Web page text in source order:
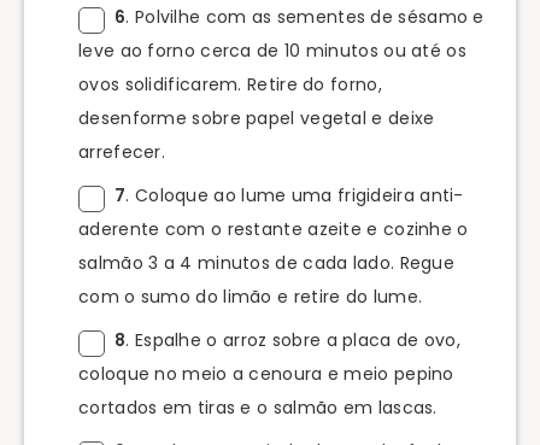
6. Polvilhe com as sementes de sésamo e
leve ao forno cerca de 10 minutos ou até os
ovos solidificarem. Retire do forno,
desenforme sobre papel vegetal e deixe
arrefecer.
7. Coloque ao lume uma frigideira anti-
aderente com o restante azeite e cozinhe o
salmão 3 a 4 minutos de cada lado. Regue
com o sumo do limão e retire do lume.
8. Espalhe o arroz sobre a placa de ovo,
coloque no meio a cenoura e meio pepino
cortados em tiras e o salmão em lascas.